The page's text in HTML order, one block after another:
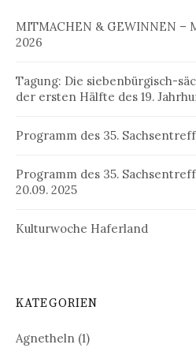
MITMACHEN & GEWINNEN –
2026
Tagung: Die siebenbürgisch-
der ersten Hälfte des 19.
Programm des 35.
Programm des 35.
20.09. 2025
Kulturwoche Haferland
KATEGORIEN
Agnetheln (1)